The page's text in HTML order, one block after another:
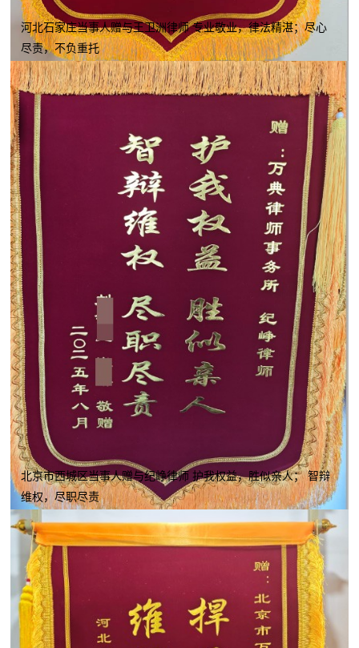
河北石家庄当事人赠与王卫洲律师 专业敬业，律法精湛；尽心
尽责，不负重托
北京市西城区当事人赠与纪峥律师 护我权益，胜似亲人； 智辩
维权，尽职尽责